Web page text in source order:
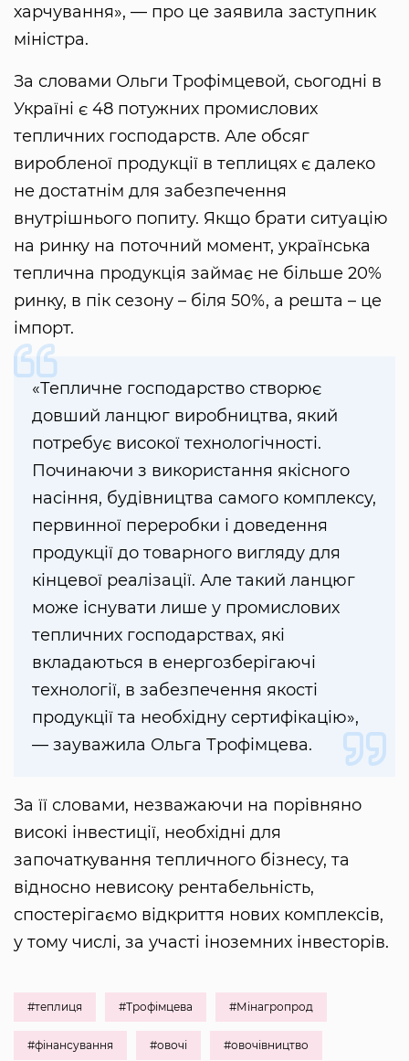
харчування», — про це заявила заступник
міністра.
За словами Ольги Трофімцевой, сьогодні в
Україні є 48 потужних промислових
тепличних господарств. Але обсяг
виробленої продукції в теплицях є далеко
не достатнім для забезпечення
внутрішнього попиту. Якщо брати ситуацію
на ринку на поточний момент, українська
теплична продукція займає не більше 20%
ринку, в пік сезону – біля 50%, а решта – це
імпорт.
«Тепличне господарство створює
довший ланцюг виробництва, який
потребує високої технологічності.
Починаючи з використання якісного
насіння, будівництва самого комплексу,
первинної переробки і доведення
продукції до товарного вигляду для
кінцевої реалізації. Але такий ланцюг
може існувати лише у промислових
тепличних господарствах, які
вкладаються в енергозберігаючі
технології, в забезпечення якості
продукції та необхідну сертифікацію»,
— зауважила Ольга Трофімцева.
За її словами, незважаючи на порівняно
високі інвестиції, необхідні для
започаткування тепличного бізнесу, та
відносно невисоку рентабельність,
спостерігаємо відкриття нових комплексів,
у тому числі, за участі іноземних інвесторів.
#теплиця #Трофімцева #Мінагропрод
#фінансування #овочі #овочівництво